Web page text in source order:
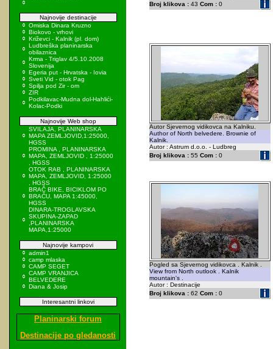
Najnovije destinacije
Omiska Dinara Kruzno
Biokovo - vrhovi
Križevci - Kalnik (pl. dom)
Ludbreška planinarska
obilaznica
Krma - Triglav 4/5.10.2008
Slovenija
Egeria put - Hrvatska - Iovia
Sveti Vid - otok Pag
Spilja pod Zir - om
ZIR
Podkilavac-Mudna dol-Hahlići-
Kolac-Podki
Najnovije Web shop
SVILAJA, PLANINARSKA
MAPA ZEMLJOVID,1:25000,
HGSS
PROMINA , PLANINARSKA
MAPA, ZEMLJOVID , 1:25000
, HGSS
OTOK RAB , PLANINARSKA
MAPA, ZEMLJOVID, 1:25000
, HGSS
BRAČ BIKE, BICIKLOM PO
BRAČU, MAPA 1:45000,
HGSS
DINARA-TROGLAVSKA
SKUPINA-ZAPAD
,PLANINARSKA
MAPA,1:25000
Najnovije kampovi
admin1
camp mlaska
CAMP SEGET
CAMP VRANJICA
BELVEDERE
Diana & Josip
Interesantni linkovi
Planinarski forum
Destinacije po gledanosti
Broj klikova :43 Com :0
Autor Sjevernog vidikovca na Kalniku.
Author of North belvedere. Brownie of
Kalnik.
Autor : Astrum d.o.o. - Ludbreg
Broj klikova :55 Com :0
Pogled sa Sjevernog vidikovca . Kalnik .
View from North outlook . Kalnik
mountain's .
Autor : Destinacije
Broj klikova :62 Com :0